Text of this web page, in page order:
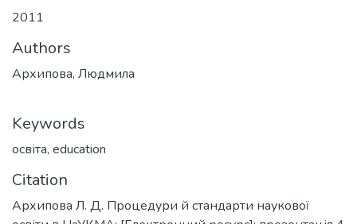
2011
Authors
Архипова, Людмила
Keywords
освіта, education
Citation
Архипова Л. Д. Процедури й стандарти наукової